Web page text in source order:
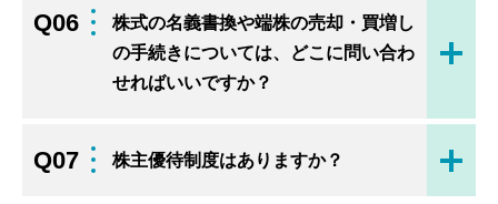
Q06
株式の名義書換や端株の売却・買増し
の手続きについては、どこに問い合わ
せればいいですか？
開く
Q07 株主優待制度はありますか？ 開く